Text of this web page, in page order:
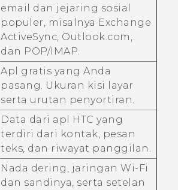
email dan jejaring sosial
populer, misalnya Exchange
ActiveSync , Outlook.com,
dan POP/IMAP.
Apl gratis yang Anda
pasang. Ukuran kisi layar
serta urutan penyortiran.
Data dari apl HTC yang
terdiri dari kontak, pesan
teks, dan riwayat panggilan.
Nada dering, jaringan Wi‍-Fi
dan sandinya, serta setelan